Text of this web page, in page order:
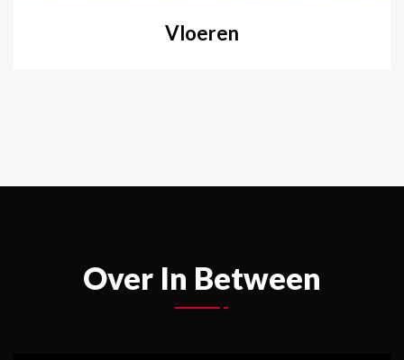
Vloeren
Over In Between